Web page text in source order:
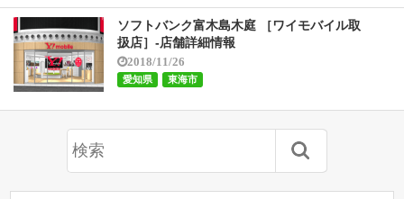
ソフトバンク富木島木庭 ［ワイモバイル取
扱店］-店舗詳細情報
2018/11/26
愛知県 東海市